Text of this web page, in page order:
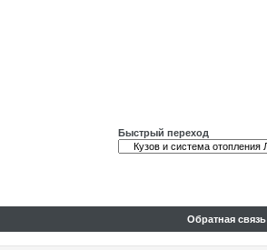
Быстрый переход
Обратная связь